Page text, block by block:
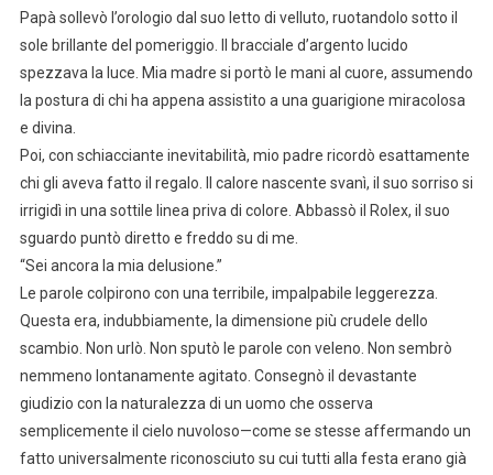
Papà sollevò l’orologio dal suo letto di velluto, ruotandolo sotto il
sole brillante del pomeriggio. Il bracciale d’argento lucido
spezzava la luce. Mia madre si portò le mani al cuore, assumendo
la postura di chi ha appena assistito a una guarigione miracolosa
e divina.
Poi, con schiacciante inevitabilità, mio padre ricordò esattamente
chi gli aveva fatto il regalo. Il calore nascente svanì, il suo sorriso si
irrigidì in una sottile linea priva di colore. Abbassò il Rolex, il suo
sguardo puntò diretto e freddo su di me.
“Sei ancora la mia delusione.”
Le parole colpirono con una terribile, impalpabile leggerezza.
Questa era, indubbiamente, la dimensione più crudele dello
scambio. Non urlò. Non sputò le parole con veleno. Non sembrò
nemmeno lontanamente agitato. Consegnò il devastante
giudizio con la naturalezza di un uomo che osserva
semplicemente il cielo nuvoloso—come se stesse affermando un
fatto universalmente riconosciuto su cui tutti alla festa erano già